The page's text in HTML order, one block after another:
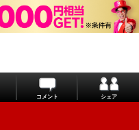
コメント シェア